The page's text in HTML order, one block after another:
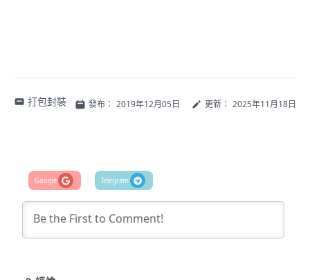
打包封裝 發布： 2019年12月05日 更新： 2025年11月18日